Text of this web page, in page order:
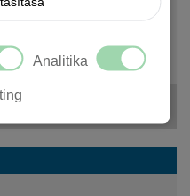
Analitika
Ft
+ ÁFA